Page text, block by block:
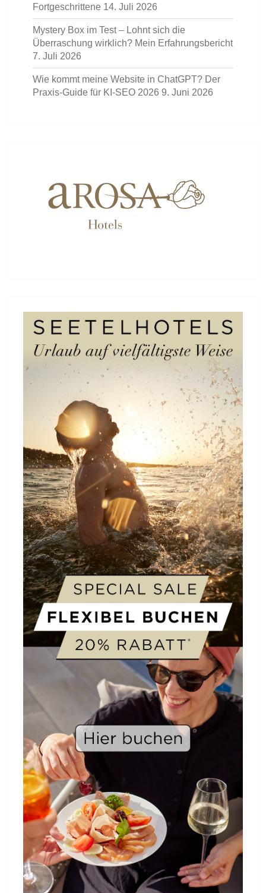
Fortgeschrittene 14. Juli 2026
Mystery Box im Test – Lohnt sich die
Überraschung wirklich? Mein Erfahrungsbericht
7. Juli 2026
Wie kommt meine Website in ChatGPT? Der
Praxis-Guide für KI-SEO 2026 9. Juni 2026